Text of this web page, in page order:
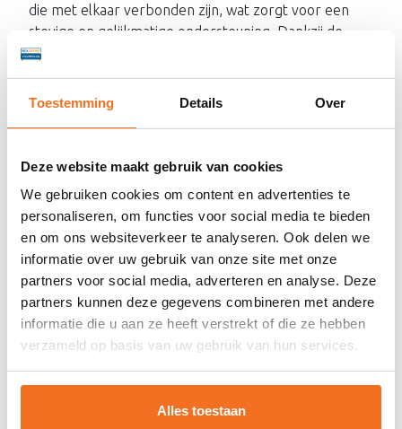
Toestemming Details Over
Deze website maakt gebruik van cookies
We gebruiken cookies om content en advertenties te
personaliseren, om functies voor social media te bieden
en om ons websiteverkeer te analyseren. Ook delen we
informatie over uw gebruik van onze site met onze
partners voor social media, adverteren en analyse. Deze
partners kunnen deze gegevens combineren met andere
informatie die u aan ze heeft verstrekt of die ze hebben
verzameld op basis van uw gebruik van hun services.
Alles toestaan
die met elkaar verbonden zijn, wat zorgt voor een
stevige en gelijkmatige ondersteuning. Dankzij de
open structuur heeft het matras een uitstekende
ventilatie en een lange levensduur, ideaal voor een
comfortabele nachtrust.
Matrashoogte: 18 cm
Afgedekt met koudschuim voor optimaal ligcomfort
Maximale belasting: 120 kg per zijde
Topmatras Upgrade
Wil je extra comfort? Kies dan voor een topmatras
naar keuze:
✔Koudschuim– Veerkrachtig en optimaal
ventilerend dankzij de open celstructuur. Kern van
✔Traagschuim– Past zich aan je lichaam aan voor
drukverlaging. Kern van hoogwaardig